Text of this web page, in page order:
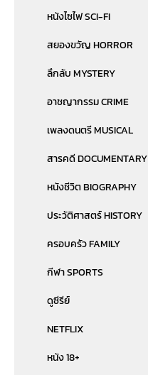
หนังไซไฟ SCI-FI
สยองขวัญ HORROR
ลึกลับ MYSTERY
อาชญากรรม CRIME
เพลงดนตรี MUSICAL
สารคดี DOCUMENTARY
หนังชีวิต BIOGRAPHY
ประวัติศาสตร์ HISTORY
ครอบครัว FAMILY
กีฬา SPORTS
ดูซีรีย์
NETFLIX
หนัง 18+